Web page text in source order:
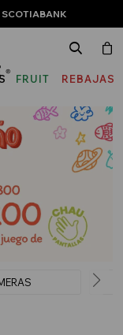
SCOTIABANK
FRUIT
THE
LOOM
REBAJAS